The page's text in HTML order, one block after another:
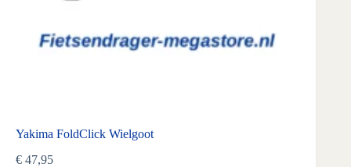
Yakima FoldClick Wielgoot
€ 47,95